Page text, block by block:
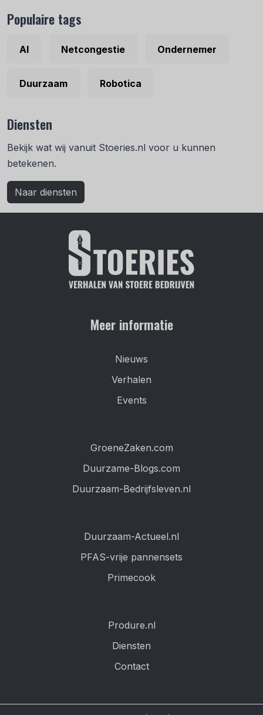
Populaire tags
AI Netcongestie Ondernemer
Duurzaam Robotica
Diensten
Bekijk wat wij vanuit Stoeries.nl voor u kunnen
betekenen.
Naar diensten
Meer informatie
Nieuws
Verhalen
Events
GroeneZaken.com
Duurzame-Blogs.com
Duurzaam-Bedrijfsleven.nl
Duurzaam-Actueel.nl
PFAS-vrije pannensets
Primecook
Produre.nl
Diensten
Contact